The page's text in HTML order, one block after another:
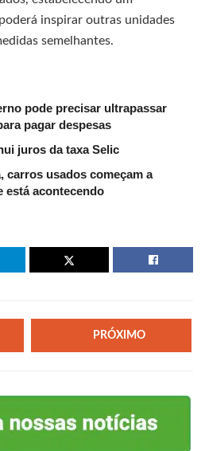
inspirar outras unidades
semelhantes.
pode precisar ultrapassar
pagar despesas
juros da taxa Selic
carros usados começam a
está acontecendo
PRÓXIMO